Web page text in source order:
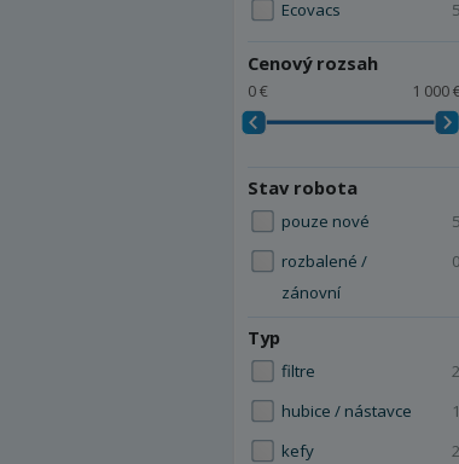
Ecovacs 5
Cenový rozsah
0 € 1 000
Stav robota
pouze nové
5
rozbalené /
zánovní
0
Typ
filtre
2
hubice / nástavce
1
kefy
2